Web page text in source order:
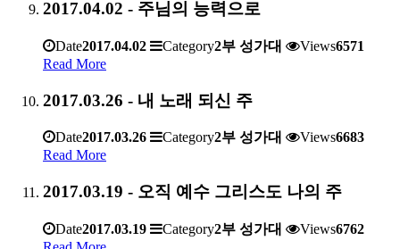
2017.04.02 - 주님의 능력으로
Date2017.04.02 Category2부 성가대 Views6571
Read More
2017.03.26 - 내 노래 되신 주
Date2017.03.26 Category2부 성가대 Views6683
Read More
2017.03.19 - 오직 예수 그리스도 나의 주
Date2017.03.19 Category2부 성가대 Views6762